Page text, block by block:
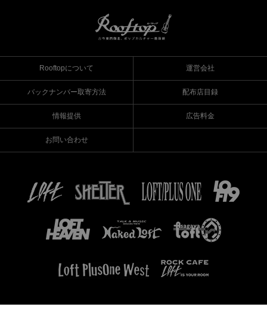
Rooftopについて 運営会社
バックナンバー取寄方法 配布店目録
情報提供 広告料金
お問い合わせ